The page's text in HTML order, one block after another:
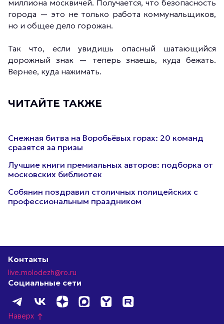
миллиона москвичей. Получается, что безопасность
города — это не только работа коммунальщиков,
но и общее дело горожан.
Так что, если увидишь опасный шатающийся
дорожный знак — теперь знаешь, куда бежать.
Вернее, куда нажимать.
ЧИТАЙТЕ ТАКЖЕ
Снежная битва на Воробьёвых горах: 20 команд
сразятся за призы
Лучшие книги премиальных авторов: подборка от
московских библиотек
Собянин поздравил столичных полицейских с
профессиональным праздником
Контакты
live.molodezh@ro.ru
Социальные сети
Наверх north